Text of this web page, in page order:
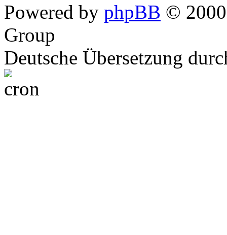
Powered by phpBB ©
Group
Deutsche Übersetzung